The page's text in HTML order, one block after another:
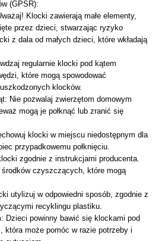
(GPSR):
Klocki zawierają małe elementy,
przez dzieci, stwarzając ryzyko
z dala od małych dzieci, które wkładają
regularnie klocki pod kątem
które mogą spowodować
klocków.
Nie pozwalaj zwierzętom domowym
mogą je połknąć lub zranić się
klocki w miejscu niedostępnym dla
przypadkowemu połknięciu.
zgodnie z instrukcjami producenta.
czyszczących, które mogą
utylizuj w odpowiedni sposób, zgodnie z
recyklingu plastiku.
Dzieci powinny bawić się klockami pod
która może pomóc w razie potrzeby i